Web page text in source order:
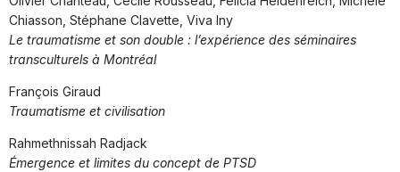
Chiasson, Stéphane Clavette, Viva Iny
Le traumatisme et son double : l’expérience des séminaires
transculturels à Montréal
François Giraud
Traumatisme et civilisation
Rahmethnissah Radjack
Émergence et limites du concept de PTSD